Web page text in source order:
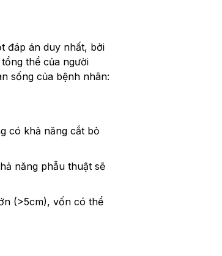
đáp án duy nhất, bởi
thể của người
sống của bệnh nhân:
có khả năng cắt bỏ
năng phẫu thuật sẽ
(>5cm), vốn có thể